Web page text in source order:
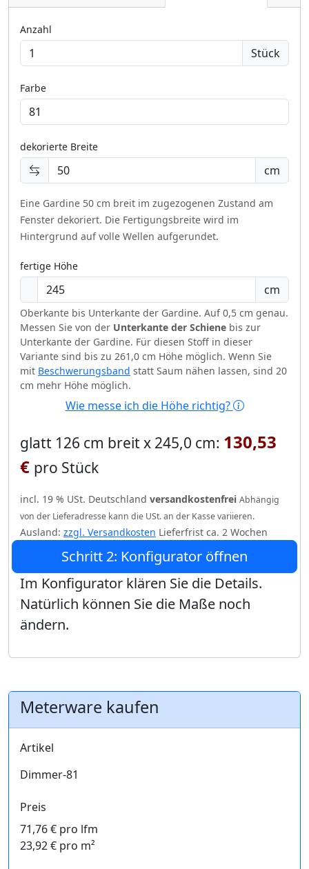
Anzahl
Stück
Farbe
dekorierte Breite
cm
Eine Gardine 50 cm breit im zugezogenen Zustand am
Fenster dekoriert. Die Fertigungsbreite wird im
Hintergrund auf volle Wellen aufgerundet.
fertige Höhe
cm
Oberkante bis Unterkante der Gardine. Auf 0,5 cm genau.
Messen Sie von der Unterkante der Schiene bis zur
Unterkante der Gardine. Für diesen Stoff in dieser
Variante sind bis zu 261,0 cm Höhe möglich. Wenn Sie
mit Beschwerungsband statt Saum nähen lassen, sind 20
cm mehr Höhe möglich.
Wie messe ich die Höhe richtig?
glatt 126 cm breit x 245,0 cm: 130,53
€ pro Stück
incl. 19 % USt. Deutschland versandkostenfrei Abhängig
von der Lieferadresse kann die USt. an der Kasse variieren.
Ausland: zzgl. Versandkosten Lieferfrist ca. 2 Wochen
Schritt 2: Konfigurator öffnen
Im Konfigurator klären Sie die Details.
Natürlich können Sie die Maße noch
ändern.
Meterware kaufen
Artikel
Dimmer-81
Preis
71,76 € pro lfm
23,92 € pro m²